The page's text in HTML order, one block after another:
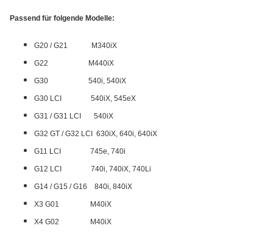
Passend für folgende Modelle:
G20 / G21 M340iX
G22 M440iX
G30 540i, 540iX
G30 LCI 540iX, 545eX
G31 / G31 LCI 540iX
G32 GT / G32 LCI 630iX, 640i, 640iX
G11 LCI 745e, 740i
G12 LCI 740i, 740iX, 740Li
G14 / G15 / G16 840i, 840iX
X3 G01 M40iX
X4 G02 M40iX